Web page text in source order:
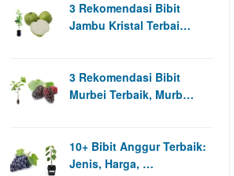
3 Rekomendasi Bibit
Jambu Kristal Terbai…
3 Rekomendasi Bibit
Murbei Terbaik, Murb…
10+ Bibit Anggur Terbaik:
Jenis, Harga, …